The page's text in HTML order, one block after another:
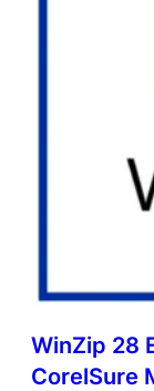
WinZip 28
CorelSure